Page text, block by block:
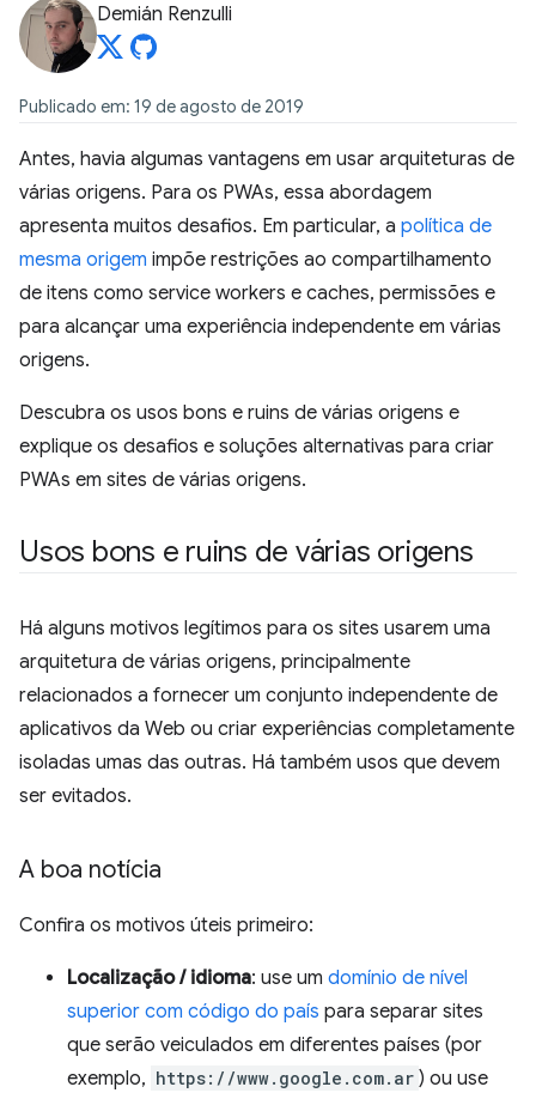
Demián Renzulli
Publicado em: 19 de agosto de 2019
Antes, havia algumas vantagens em usar arquiteturas de
várias origens. Para os PWAs, essa abordagem
apresenta muitos desafios. Em particular, a política de
mesma origem impõe restrições ao compartilhamento
de itens como service workers e caches, permissões e
para alcançar uma experiência independente em várias
origens.
Descubra os usos bons e ruins de várias origens e
explique os desafios e soluções alternativas para criar
PWAs em sites de várias origens.
Usos bons e ruins de várias origens
Há alguns motivos legítimos para os sites usarem uma
arquitetura de várias origens, principalmente
relacionados a fornecer um conjunto independente de
aplicativos da Web ou criar experiências completamente
isoladas umas das outras. Há também usos que devem
ser evitados.
A boa notícia
Confira os motivos úteis primeiro:
Localização / idioma: use um domínio de nível
superior com código do país para separar sites
que serão veiculados em diferentes países (por
exemplo, https://www.google.com.ar ) ou use